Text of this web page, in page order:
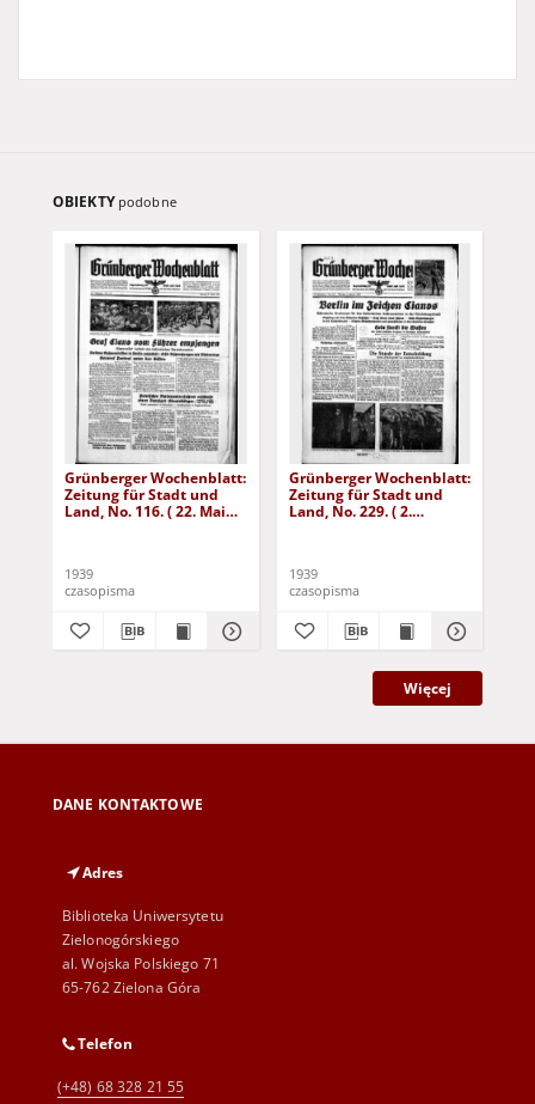
OBIEKTY podobne
Grünberger Wochenblatt:
Zeitung für Stadt und
Land, No. 116. ( 22. Mai
1939
czasopisma
Grünberger Wochenblatt:
Zeitung für Stadt und
Land, No. 229. ( 2.
1939
czasopisma
Więcej
DANE KONTAKTOWE
Adres
Biblioteka Uniwersytetu
Zielonogórskiego
al. Wojska Polskiego 71
65-762 Zielona Góra
Telefon
(+48) 68 328 21 55